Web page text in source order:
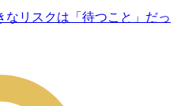
なリスクは「待つこと」だっ